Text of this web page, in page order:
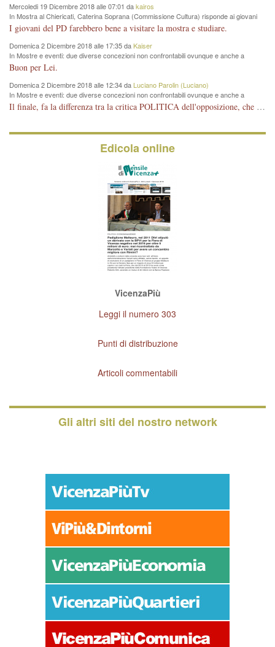
Mercoledi 19 Dicembre 2018 alle 07:01 dakairos
In Mostra al Chiericati, Caterina Soprana (Commissione Cultura) risponde ai giovani
del Pd: "realizzata a costo zero per il Comune"
I giovani del PD farebbero bene a visitare la mostra e studiare.
Domenica 2 Dicembre 2018 alle 17:35 daKaiser
In Mostre e eventi: due diverse concezioni non confrontabili ovunque e anche a
Vicenza
Buon per Lei.
Domenica 2 Dicembre 2018 alle 12:34 da Luciano Parolin (Luciano)
In Mostre e eventi: due diverse concezioni non confrontabili ovunque e anche a
Vicenza
Il finale, fa la differenza tra la critica POLITICA dell'opposizione, che ha perso le elezioni ed è minoranza e non trova altri argomenti per politicizzare sul sito qua o là ? La critica d'arte invece è un'altra cosa che lascio agli altri. Per ora mi basta la lezione magistrale del prof. Giulianati.
Edicola online
VicenzaPiù
Leggi il numero 303
Punti di distribuzione
Articoli commentabili
Gli altri siti del nostro network